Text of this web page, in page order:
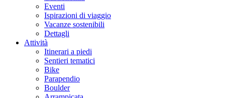
Eventi
Ispirazioni di viaggio
Vacanze sostenibili
Dettagli
Attività
Itinerari a piedi
Sentieri tematici
Bike
Parapendio
Boulder